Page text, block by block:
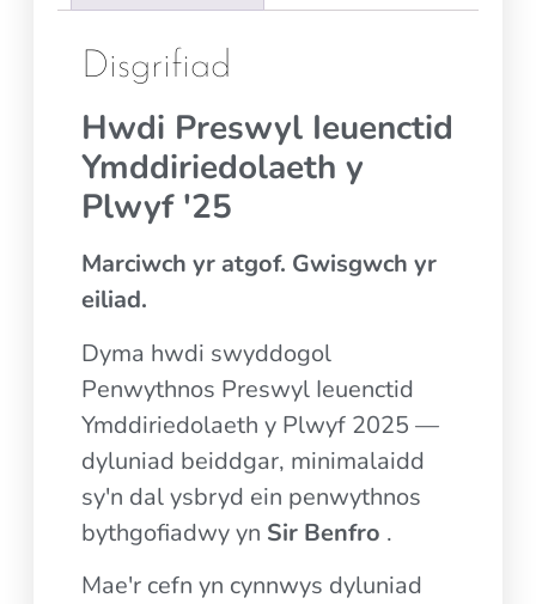
Disgrifiad
Hwdi Preswyl Ieuenctid
Ymddiriedolaeth y
Plwyf '25
Marciwch yr atgof. Gwisgwch yr
eiliad.
Dyma hwdi swyddogol
Penwythnos Preswyl Ieuenctid
Ymddiriedolaeth y Plwyf 2025 —
dyluniad beiddgar, minimalaidd
sy'n dal ysbryd ein penwythnos
bythgofiadwy yn Sir Benfro .
Mae'r cefn yn cynnwys dyluniad